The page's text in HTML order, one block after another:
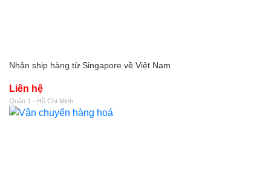
Nhận ship hàng từ Singapore về Việt Nam
Liên hệ
Quận 1 - Hồ Chí Minh